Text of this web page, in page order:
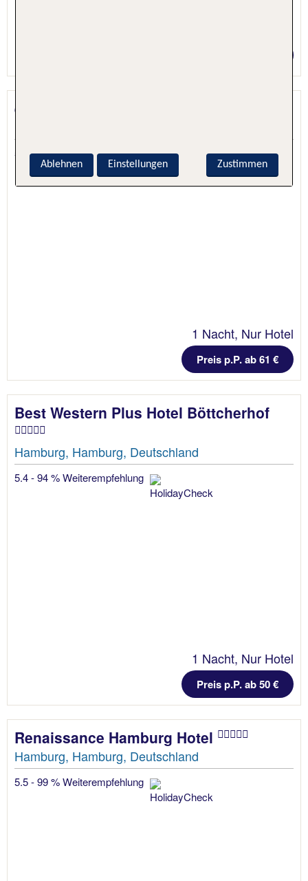
east Hotel Hamburg
5.5 - 91 % Weiterempfehlung
1 Nacht, Nur Hotel
Preis p.P. ab 61 €
Best Western Plus Hotel Böttcherhof
Hamburg, Hamburg, Deutschland
5.4 - 94 % Weiterempfehlung
1 Nacht, Nur Hotel
Preis p.P. ab 50 €
Renaissance Hamburg Hotel
Hamburg, Hamburg, Deutschland
5.5 - 99 % Weiterempfehlung
Zustimmen
Ablehnen Einstellungen